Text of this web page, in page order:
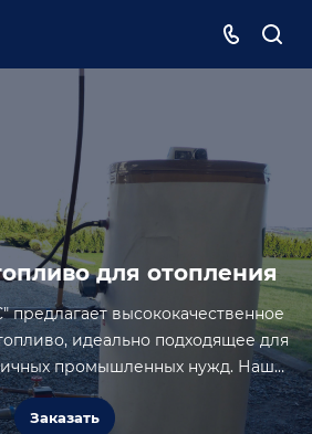
для отопления
высококачественное
идеально подходящее для
промышленных нужд. Наш
всем современным стандартам
безопасности.
Заказать